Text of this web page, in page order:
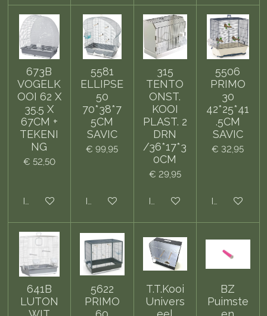
673B
VOGELK
OOI 62 X
35.5 X
67CM +
TEKENI
NG
€ 52,50
In winkelwagen
5581
ELLIPSE
50
70*38*7
5CM
SAVIC
€ 99,95
In winkelwagen
315
TENTO
ONST.
KOOI
PLAST. 2
DRN
/36*17*3
0CM
€ 29,95
In winkelwagen
5506
PRIMO
30
42*25*41
.5CM
SAVIC
€ 32,95
In
641B
LUTON
5622
PRIMO
T.T.Kooi
Univers
BZ
Puimste